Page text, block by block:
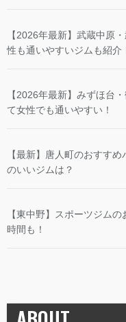
【2026年最新】武蔵中原
性も通いやすいジムも紹介
【2026年最新】みずほ台
て女性でも通いやすい！
【最新】唐人町のおすす
のいいジムは？
【東中野】スポーツジム
時間も！